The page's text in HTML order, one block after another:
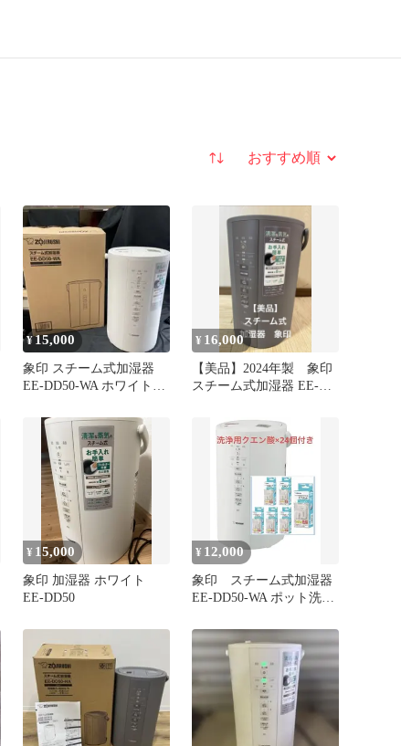
並び替え
¥15,000
象印 スチーム式加湿器
EE-DD50-WA ホワイト
¥ 16,000
【美品】2024年製 象印
スチーム式加湿器 EE-
¥ 15,000
象印 加湿器 ホワイト
EE-DD50
¥ 12,000
象印 スチーム式加湿器
EE-DD50-WA ポット洗浄